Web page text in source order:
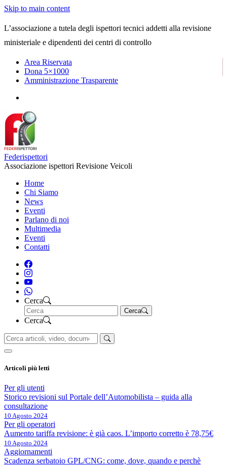
Skip to main content
L’associazione a tutela degli ispettori tecnici addetti alla revisione
ministeriale e dipendenti dei centri di controllo
Area Riservata
Dona 5×1000
Amministrazione Trasparente
Federispettori
Associazione ispettori Revisione Veicoli
Home
Chi Siamo
News
Eventi
Parlano di noi
Multimedia
Eventi
Contatti
Cerca
Cerca
Cerca
Articoli più letti
Per gli utenti
Storico revisioni sul Portale dell’Automobilista – guida alla
consultazione
10 Agosto 2024
Per gli operatori
Aumento tariffa revisione: è già caos. L’importo corretto è 78,75€
10 Agosto 2024
Aggiornamenti
Scadenza serbatoio GPL/CNG: come, dove, quando e perchè